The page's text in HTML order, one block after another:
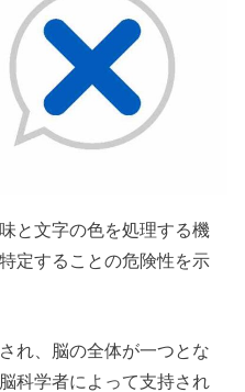
と文字の色を処理する機
定することの危険性を示
れ、脳の全体が一つとな
科学者によって支持され